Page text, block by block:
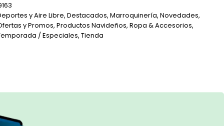
y Aire Libre, Destacados, Marroquinería, Novedades,
y Promos, Productos Navideños, Ropa & Accesorios,
/ Especiales, Tienda